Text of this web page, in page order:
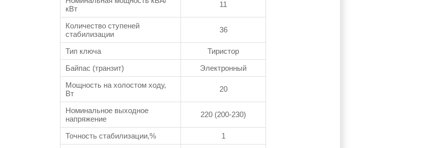
кВт
11
Количество ступеней
стабилизации
36
Тип ключа
Тиристор
Байпас (транзит)
Электронный
Мощность на холостом ходу,
Вт
20
Номинальное выходное
напряжение
220 (200-230)
Точность стабилизации,%
1